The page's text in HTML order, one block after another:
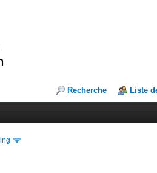
Recherche Liste